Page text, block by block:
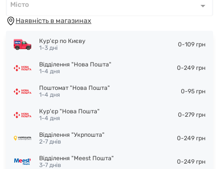
Місто*
Місто
Наявність в магазинах
Кур'єр по Києву
1-3 дні
0-109 грн
Відділення "Нова Пошта"
1-4 дня
0-249 грн
Поштомат "Нова Пошта"
1-4 дня
0-95 грн
Кур'єр "Нова Пошта"
1-4 дня
0-279 грн
Відділення "Укрпошта"
2-7 днів
0-249 грн
Відділення "Meest Пошта"
3-7 днів
0-249 грн